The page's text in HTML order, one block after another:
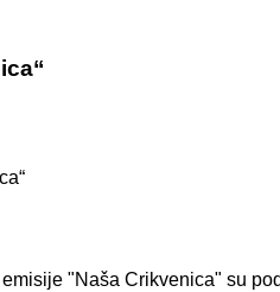
"Naša Crikvenica" su